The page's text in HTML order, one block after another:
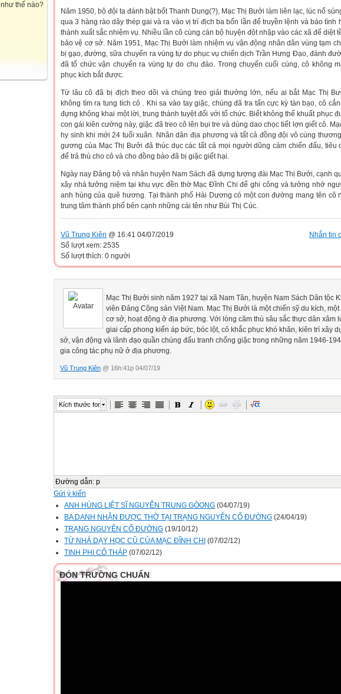
thế nào?
Năm 1950, bộ đội ta đánh bật bốt Thanh Dung(?), Mạc Thị Bưởi làm liên lạc, lúc nổ
qua 3 hàng rào dây thép gai và ra vào vị trí địch ba bốn lần để truyền lệnh và báo tình
thành xuất sắc nhiệm vụ. Nhiều lần cô cùng cán bộ huyện đột nhập vào các xã để diệt
bảo vệ cơ sở. Năm 1951, Mạc Thị Bưởi làm nhiệm vụ vận động nhân dân vùng tạm
bị gạo, đường, sữa chuyển ra vùng tự do phục vụ chiến dịch Trần Hưng Đạo, đánh
đã tổ chức vận chuyển ra vùng tự do chu đáo. Trong chuyến cuối cùng, cô không
phục kích bắt được.
Từ lâu cô đã bị địch theo dõi và chúng treo giải thưởng lớn, nếu ai bắt Mạc Thị
không tìm ra tung tích cô . Khi sa vào tay giặc, chúng đã tra tấn cực kỳ tàn bạo, cô
đựng không khai một lời, trung thành tuyệt đối với tổ chức. Biết không thể khuất phục
con gái kiên cường này, giặc đã treo cô lên bụi tre và dùng dao chọc tiết lợn giết cô.
hy sinh khi mới 24 tuổi xuân. Nhân dân địa phương và tất cả đồng đội vô cùng
gương của Mạc Thị Bưởi đã thúc dục các tất cả mọi người dũng cảm chiến đấu, tiêu
để trả thù cho cô và cho đồng bào đã bị giặc giết hại.
Ngày nay Đảng bộ và nhân huyện Nam Sách đã dựng tượng đài Mạc Thị Bưởi, cạnh
xây nhà tưởng niệm tại khu vực đền thờ Mạc Đĩnh Chi để ghi công và tưởng nhớ
anh hùng của quê hương. Tại thành phố Hải Dương có một con đường mang tên cô
trung tâm thành phố bên cạnh những cái tên như Bùi Thị Cúc.
Nhắn tin
Vũ Trung Kiên @ 16:41 04/07/2019
Số lượt xem: 2535
Số lượt thích: 0 người
Mạc Thị Bưởi sinh năm 1927 tại xã Nam Tân, huyện Nam Sách Dân tộc
viên Đảng Cộng sản Việt Nam. Mạc Thị Bưởi là một chiến sỹ du kích, một
cơ sở, hoạt động ở địa phương. Với lòng căm thù sâu sắc thực dân xâm
giai cấp phong kiến áp bức, bóc lột, cô khắc phục khó khăn, kiên trì xây
sở, vận động và lãnh đạo quần chúng đấu tranh chống giặc trong những năm 1946-
gia công tác phụ nữ ở địa phương.
Vũ Trung Kiên @ 16h:41p 04/07/19
Kích thước font
Đường dẫn: p
Gửi ý kiến
ANH HÙNG LIỆT SĨ NGUYỄN TRUNG GÒONG (04/07/19)
BA DANH NHÂN ĐƯỢC THỜ TẠI TRẠNG NGUYÊN CỔ ĐƯỜNG (24/04/19)
TRẠNG NGUYÊN CỔ ĐƯỜNG (19/10/12)
TỪ NHÀ DẠY HỌC CŨ CỦA MẠC ĐĨNH CHI (07/02/12)
TINH PHI CỔ THÁP (07/02/12)
ĐÓN TRƯỜNG CHUẨN